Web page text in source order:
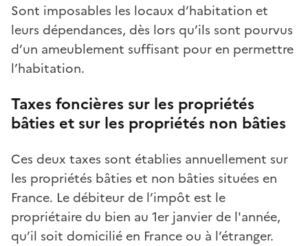
Sont imposables les locaux d’habitation et
leurs dépendances, dès lors qu’ils sont pourvus
d’un ameublement suffisant pour en permettre
l’habitation.
Taxes foncières sur les propriétés
bâties et sur les propriétés non bâties
Ces deux taxes sont établies annuellement sur
les propriétés bâties et non bâties situées en
France. Le débiteur de l’impôt est le
propriétaire du bien au 1er janvier de l'année,
qu’il soit domicilié en France ou à l’étranger.